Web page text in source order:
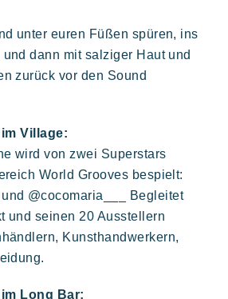
unter euren Füßen spüren, ins
dann mit salziger Haut und
zurück vor den Sound
Village:
wird von zwei Superstars
World Grooves bespielt:
@cocomaria___ Begleitet
und seinen 20 Ausstellern
Kunsthandwerkern,
Long Bar: